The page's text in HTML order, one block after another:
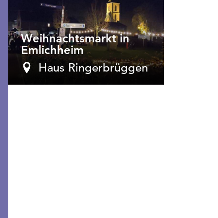
Weihnachtsmarkt in
Emlichheim
Haus Ringerbrüggen